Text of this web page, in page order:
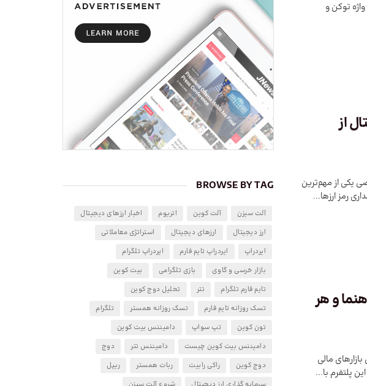
توکن و
از
یکی از مهم‌ترین
رمز ارزها...
و هر
مالی
پلتفرم با...
BROWSE BY TAG
آلت سیزن آلت کوین اتریوم
اخبار ارزهای دیجیتال
ارز دیجیتال
ارزهای دیجیتال
استراتژی معاملاتی
ایردراپ
ایردراپ تایم فارم
ایردراپ تلگرام
بازار خرسی و گاوی
بازی تلگرامی
بیت کوین
تایم فارم تلگرام
تتر
تحلیل دوج کوین
تسک روزانه تایم فارم
تسک روزانه همستر
تلگرام
تون کوین
تپ سواپ
دامیننس بیت کوین
دامیننس بیت کوین چیست
دامیننس تتر
دوج
دوج کوین
راکی رابیت ربات همستر
ریپل